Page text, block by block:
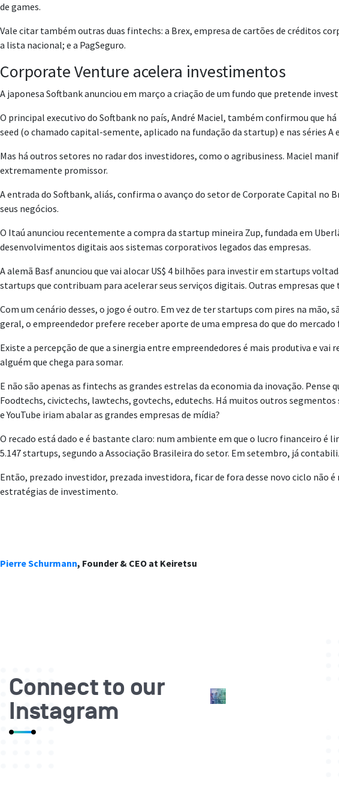
de games.
Vale citar também outras duas fintechs: a Brex, empresa de cartões de créditos
a lista nacional; e a PagSeguro.
Corporate Venture acelera investimentos
A japonesa Softbank anunciou em março a criação de um fundo que pretende
O principal executivo do Softbank no país, André Maciel, também confirmou que
seed (o chamado capital-semente, aplicado na fundação da startup) e nas séries
Mas há outros setores no radar dos investidores, como o agribusiness. Maciel
extremamente promissor.
A entrada do Softbank, aliás, confirma o avanço do setor de Corporate Capital
seus negócios.
O Itaú anunciou recentemente a compra da startup mineira Zup, fundada em
desenvolvimentos digitais aos sistemas corporativos legados das empresas.
A alemã Basf anunciou que vai alocar US$ 4 bilhões para investir em startups
startups que contribuam para acelerar seus serviços digitais. Outras empresas
Com um cenário desses, o jogo é outro. Em vez de ter startups com pires na mão,
geral, o empreendedor prefere receber aporte de uma empresa do que do mercado
Existe a percepção de que a sinergia entre empreendedores é mais produtiva e
alguém que chega para somar.
E não são apenas as fintechs as grandes estrelas da economia da inovação.
Foodtechs, civictechs, lawtechs, govtechs, edutechs. Há muitos outros
e YouTube iriam abalar as grandes empresas de mídia?
O recado está dado e é bastante claro: num ambiente em que o lucro financeiro é
5.147 startups, segundo a Associação Brasileira do setor. Em setembro, já
Então, prezado investidor, prezada investidora, ficar de fora desse novo ciclo não
estratégias de investimento.
Pierre Schurmann, Founder & CEO at Keiretsu
Connect to our
Instagram